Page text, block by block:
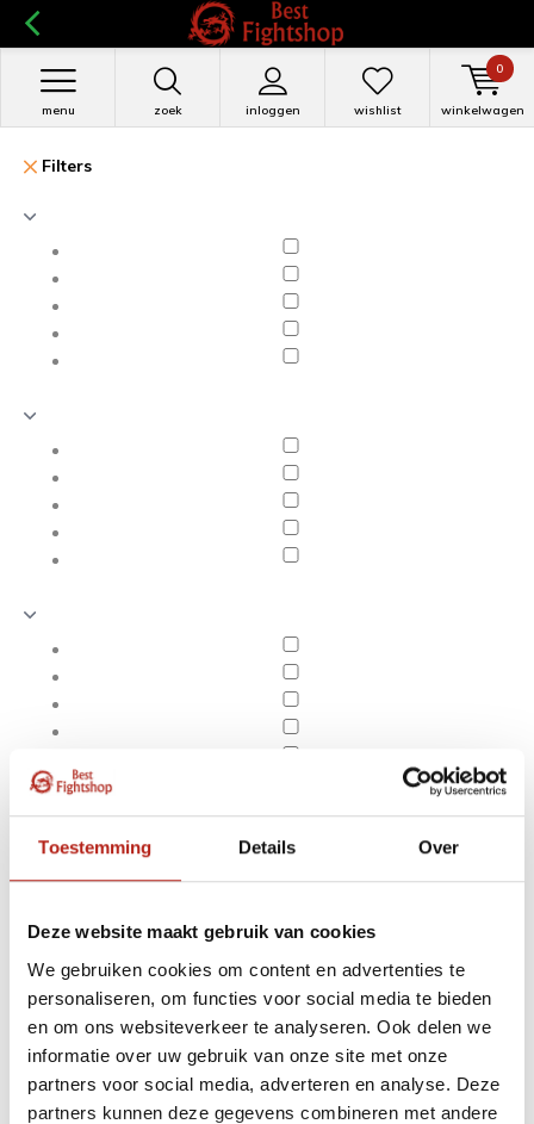
Toestemming Details Over
Deze website maakt gebruik van cookies
We gebruiken cookies om content en advertenties te
personaliseren, om functies voor social media te bieden
en om ons websiteverkeer te analyseren. Ook delen we
informatie over uw gebruik van onze site met onze
partners voor social media, adverteren en analyse. Deze
partners kunnen deze gegevens combineren met andere
zoek inloggen
menu wishlist winkelwagen
0
Filters
Apply filters
Producten getagd met
beenspreider kopen
Producten